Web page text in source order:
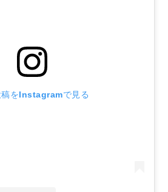
稿をInstagramで見る